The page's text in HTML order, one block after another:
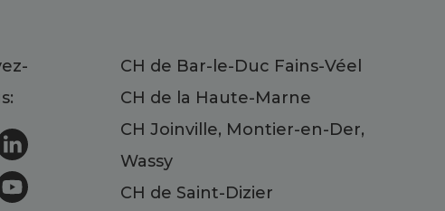
CH de Bar-le-Duc Fains-Véel
CH de la Haute-Marne
CH Joinville, Montier-en-Der,
Wassy
CH de Saint-Dizier